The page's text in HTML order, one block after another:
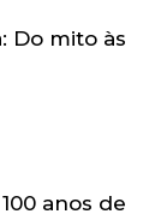
Do mito às
anos de